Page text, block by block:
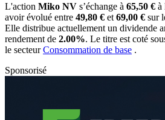
L'action Miko NV s’échange à 65,50 € à
avoir évolué entre 49,80 € et 69,00 € sur
Elle distribue actuellement un dividende
rendement de 2.00%. Le titre est coté
le secteurConsommation de base .
Sponsorisé